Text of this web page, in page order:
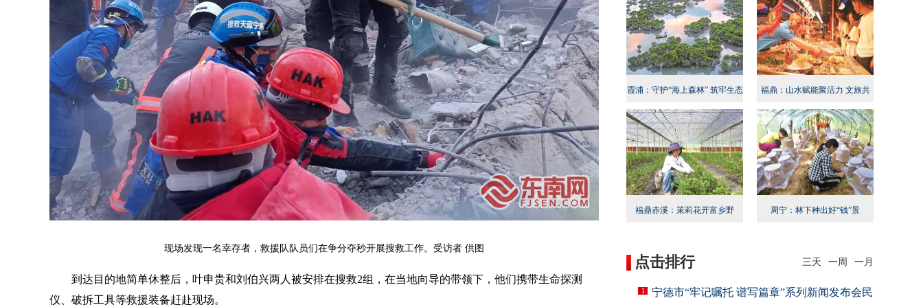
现场发现一名幸存者，救援队队员们在争分夺秒开展搜救工作。受访者 供图
到达目的地简单休整后，叶申贵和刘伯兴两人被安排在搜救2组，在当地向导的带领下，他们携带生命探测
仪、破拆工具等救援装备赶赴现场。
开
霞浦：守护“海上森林” 筑牢生态
屏障
福鼎：山水赋能聚活力 文旅共
兴启新程
福鼎赤溪：茉莉花开富乡野 周宁：林下种出好“钱”景
三天 一周 一月
点击排行
宁德市“牢记嘱托 谱写篇章”系列新闻发布会民